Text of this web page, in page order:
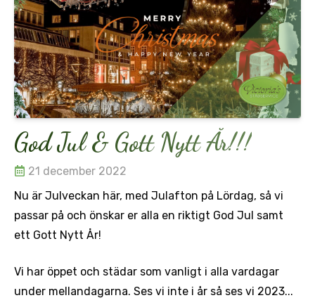
God Jul & Gott Nytt År!!!
21 december 2022
Nu är Julveckan här, med Julafton på Lördag, så vi
passar på och önskar er alla en riktigt God Jul samt
ett Gott Nytt År!
Vi har öppet och städar som vanligt i alla vardagar
under mellandagarna. Ses vi inte i år så ses vi 2023...